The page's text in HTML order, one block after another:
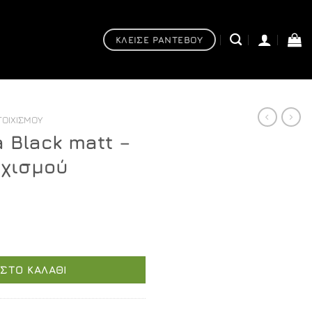
ΚΛΕΙΣΕ ΡΑΝΤΕΒΟΥ
Black matt –
ΚΑΛΆΘΙ